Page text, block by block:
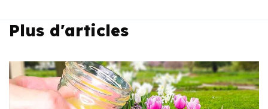
Plus d'articles